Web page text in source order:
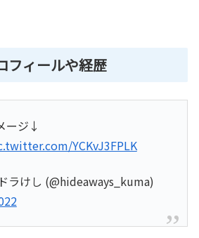
フィールや経歴
ージ↓
YCKvJ3FPLK
けし (@hideaways_kuma)